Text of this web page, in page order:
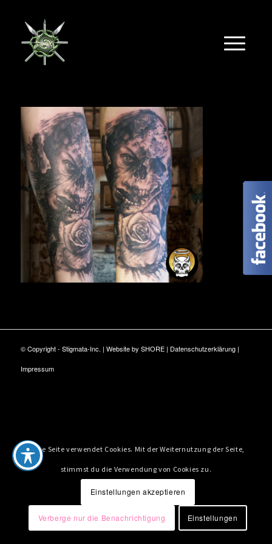
© Copyright - Stigmata-Inc. | Website by SHORE| Datenschutzerklärung|
Impressum
Diese Seite verwendet Cookies. Mit der Weiternutzung der Seite,
stimmst du die Verwendung von Cookies zu.
Einstellungen akzeptieren
Verberge nur die Benachrichtigung Einstellungen